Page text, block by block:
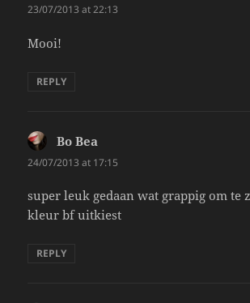
23/07/2013 at 22:13
Mooi!
REPLY
Bo Bea
24/07/2013 at 17:15
super leuk gedaan wat grappig om te
kleur bf uitkiest
REPLY